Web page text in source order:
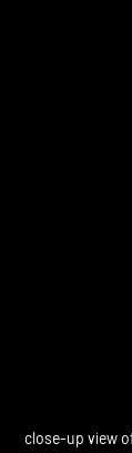
close-up view